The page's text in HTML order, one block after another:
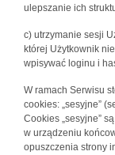
ulepszanie ich
c) utrzymanie sesji
której Użytkownik
wpisywać loginu i
W ramach Serwisu
cookies: „sesyjne”
Cookies „sesyjne”
w urządzeniu
opuszczenia strony